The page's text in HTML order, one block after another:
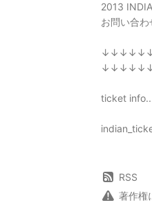
2013
お問い合わ
ticket
RSS
著作権